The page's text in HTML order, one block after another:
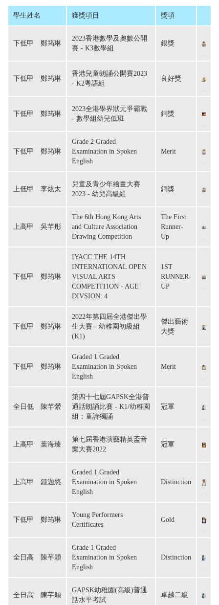
學生姓名 獲獎項目 獎項
下低甲　鄭筠琳
2023香港數學及奧數公開
賽 - K3數學組
銀獎
下低甲　鄭筠琳
香港兒童朗誦公開賽2023
- K2粵語組
良好獎
下低甲　鄭筠琳
2023全港學界狀元爭霸戰
- 數學組幼兒低班
銅獎
下低甲　鄭筠琳
Grade 2 Graded
Examination in Spoken
English
Merit
上低甲　李炫太
兒童及青少年繪畫大賽
2023 - 幼兒高級組
銅獎
上高甲　吳芊彤
The 6th Hong Kong Arts
and Culture Association
Drawing Competition
The First
Runner-
Up
下低甲　鄭筠琳
IYACC THE 14TH
INTERNATIONAL OPEN
VISUAL ARTS
COMPETITION - AGE
DIVSION: 4
1ST
RUNNER-
UP
下低甲　鄭筠琳
2022年第四屆全港傑出學
生大賽 - 幼稚園初級組
(K1)
傑出藝術
大獎
下低甲　鄭筠琳
Graded 1 Graded
Examination in Spoken
English
Merit
全日低　陳芊縈
第四十七屆GAPSK全港普
通話朗誦比賽 - K1/幼稚園
組：童詩獨誦
冠軍
上高甲　葉海臻
第七屆香港演藝精英盃音
樂大賽2022
冠軍
上高甲　鍾迦悠
Graded 1 Graded
Examination in Spoken
English
Distinction
下低甲　鄭筠琳
Young Performers
Certificates
Gold
全日高　陳芊穎
Grade 1 Graded
Examination in Spoken
English
Distinction
全日高　陳芊穎
GAPSK幼稚園(高級)普通
話水平考試
卓越二級